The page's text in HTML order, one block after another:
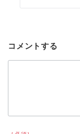
コメントする